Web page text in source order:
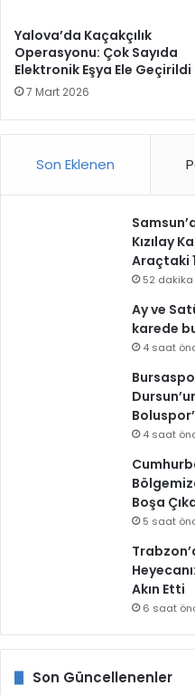
Yalova’da Kaçakçılık
Operasyonu: Çok Sayıda
Elektronik Eşya Ele Geçirildi
7 Mart 2026
Son Eklenen
Kızılay
Araçtaki
52
Ay ve
karede
4 saat
4 saat
Boşa
5 saat
Akın Etti
6 saat
Son Güncellenenler